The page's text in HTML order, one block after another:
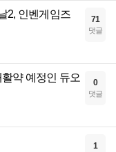
2, 인벤게임즈
71
댓글
약 예정인 듀오 0
댓글
1